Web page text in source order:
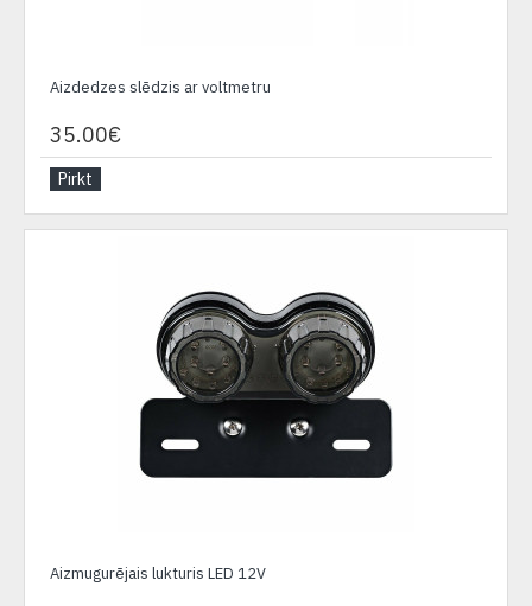
Aizdedzes slēdzis ar voltmetru
35.00€
Pirkt
Aizmugurējais lukturis LED 12V